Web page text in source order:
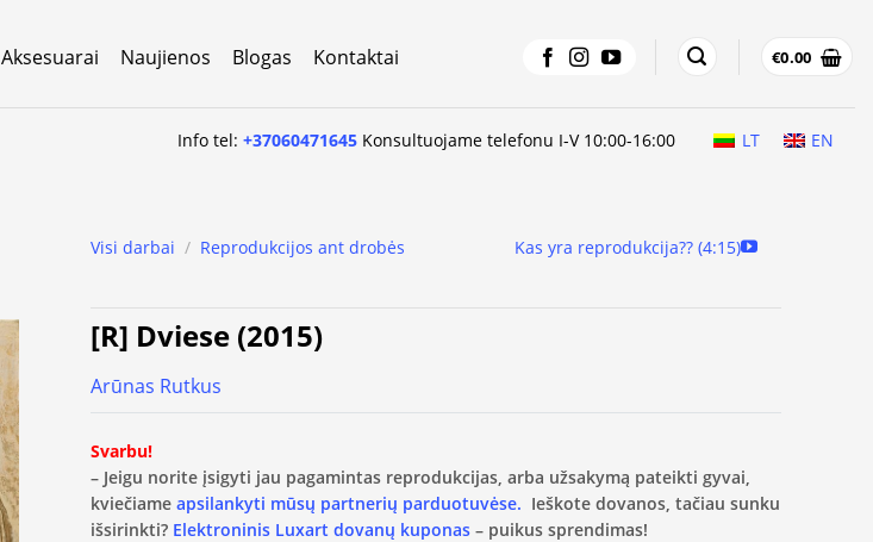
Aksesuarai Naujienos Blogas Kontaktai €0.00
Info tel:+37060471645 Konsultuojame telefonu I-V 10:00-16:00 LT EN
Visi darbai / Reprodukcijos ant drobės Kas yra reprodukcija?? (4:15)
[R] Dviese (2015)
Arūnas Rutkus
Svarbu!
– Jeigu norite įsigyti jau pagamintas reprodukcijas, arba užsakymą pateikti gyvai,
kviečiame apsilankyti mūsų partnerių parduotuvėse. Ieškote dovanos, tačiau sunku
išsirinkti? Elektroninis Luxart dovanų kuponas – puikus sprendimas!